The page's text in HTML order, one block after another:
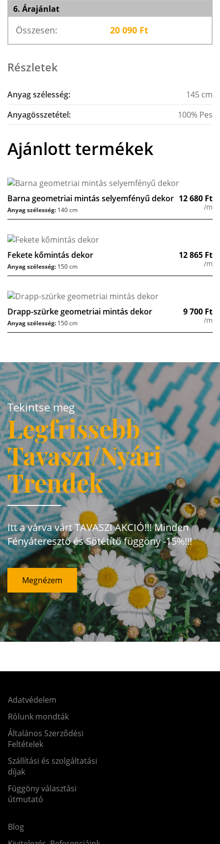
6. Árajánlat
Összesen: 20 090 Ft
Részletek
Anyag szélesség:
145 cm
Anyagösszetétel:
100% Pes
Ajánlott termékek
Barna geometriai mintás selyemfényű dekor 12 680 Ft
/m
Anyag szélesség: 140 cm
Fekete kőmintás dekor 12 865 Ft
/m
Anyag szélesség: 150 cm
Drapp-szürke geometriai mintás dekor 9 700 Ft
/m
Anyag szélesség: 150 cm
Tekintse meg
Legfrissebb
Tavaszi/Nyári
Trendek
Itt a várva várt TAVASZI AKCIÓ!!! Minden
Fényáteresztő és Sötétítő függöny -15%!!!
Megnézem
Adatvédelem
Rólunk mondták
Általános Szerződési
Feltételek
Szállítási és szolgáltatási
díjak
Függöny választási
útmutató
Blog